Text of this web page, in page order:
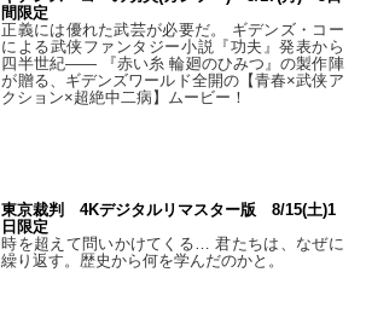
間限定
正義には優れた武芸が必要だ。 ギデンズ・コー
による武侠ファンタジー小説『功夫』発表から
四半世紀―― 『赤い糸 輪廻のひみつ』の製作陣
が贈る、ギデンズワールド全開の【青春×武侠ア
クション×超絶中二病】ムービー！
東京裁判 4Kデジタルリマスター版 8/15(土)1
日限定
時を超えて問いかけてくる… 君たちは、なぜに
繰り返す。歴史から何を学んだのかと。